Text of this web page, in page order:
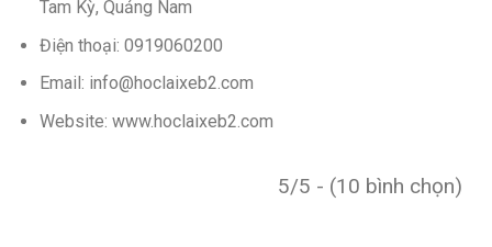
Tam Kỳ, Quảng Nam
Điện thoại: 0919060200
Email: info@hoclaixeb2.com
Website: www.hoclaixeb2.com
5/5 - (10 bình chọn)